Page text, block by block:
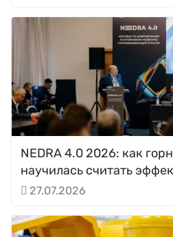
NEDRA 4.0 2026: как
научилась считать
27.07.2026